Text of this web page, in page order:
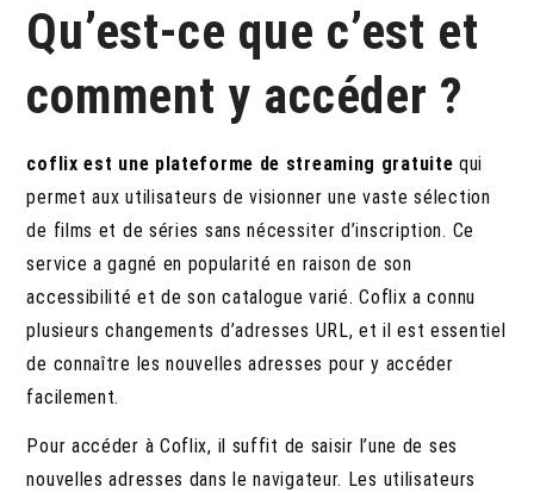
Qu’est-ce que c’est et
comment y accéder ?
coflix est une plateforme de streaming gratuite qui
permet aux utilisateurs de visionner une vaste sélection
de films et de séries sans nécessiter d’inscription. Ce
service a gagné en popularité en raison de son
accessibilité et de son catalogue varié. Coflix a connu
plusieurs changements d’adresses URL, et il est essentiel
de connaître les nouvelles adresses pour y accéder
facilement.
Pour accéder à Coflix, il suffit de saisir l’une de ses
nouvelles adresses dans le navigateur. Les utilisateurs